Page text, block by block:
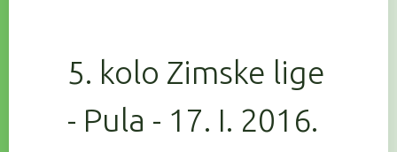
5. kolo Zimske lige
- Pula - 17. I. 2016.